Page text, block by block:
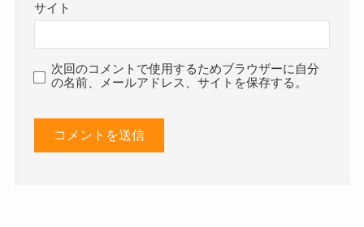
サイト
次回のコメントで使用するためブラウザーに自分
の名前、メールアドレス、サイトを保存する。